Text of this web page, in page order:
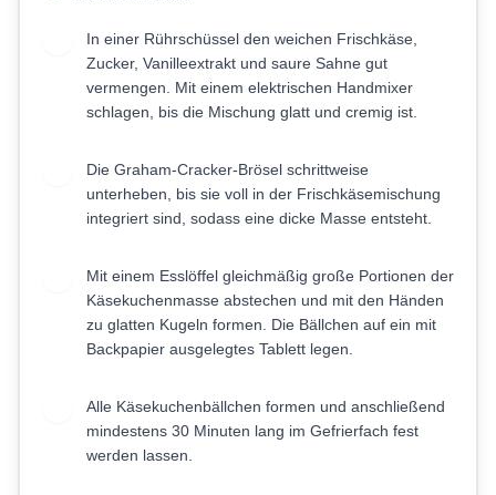
In einer Rührschüssel den weichen Frischkäse,
Zucker, Vanilleextrakt und saure Sahne gut
vermengen. Mit einem elektrischen Handmixer
schlagen, bis die Mischung glatt und cremig ist.
Die Graham-Cracker-Brösel schrittweise
unterheben, bis sie voll in der Frischkäsemischung
integriert sind, sodass eine dicke Masse entsteht.
Mit einem Esslöffel gleichmäßig große Portionen der
Käsekuchenmasse abstechen und mit den Händen
zu glatten Kugeln formen. Die Bällchen auf ein mit
Backpapier ausgelegtes Tablett legen.
Alle Käsekuchenbällchen formen und anschließend
mindestens 30 Minuten lang im Gefrierfach fest
werden lassen.